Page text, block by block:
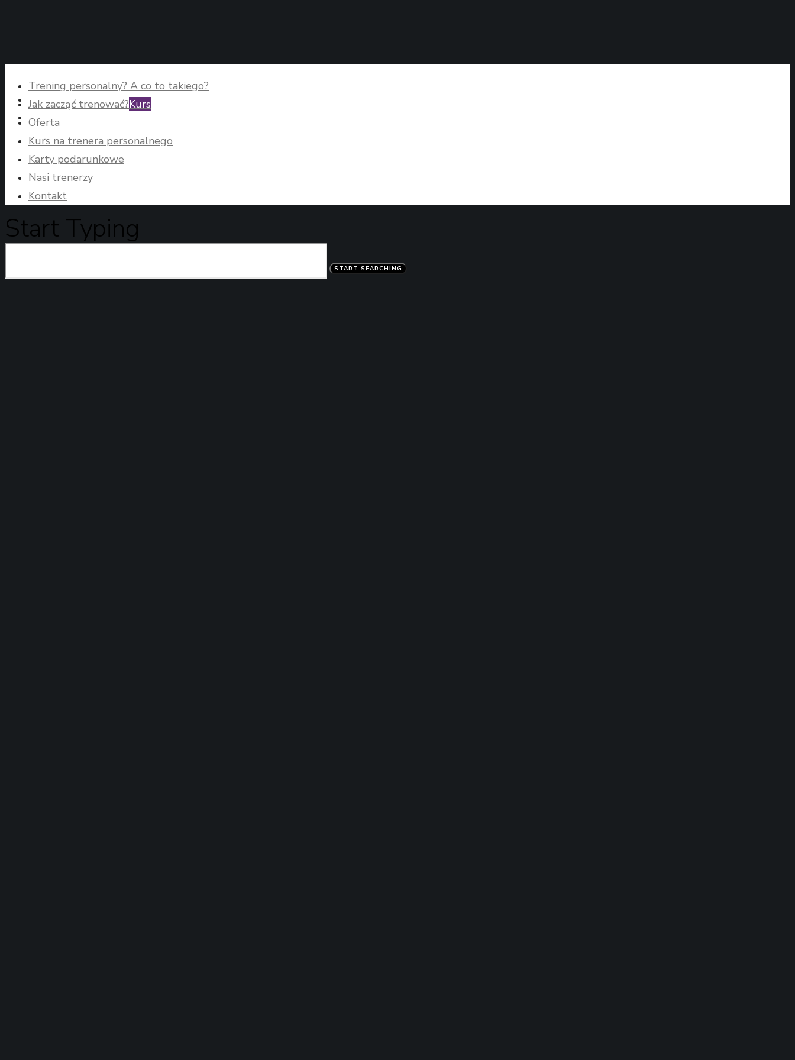
Trening personalny? A co to takiego?
Jak zacząć trenować?Kurs
Oferta
Kurs na trenera personalnego
Karty podarunkowe
Nasi trenerzy
Kontakt
Start Typing